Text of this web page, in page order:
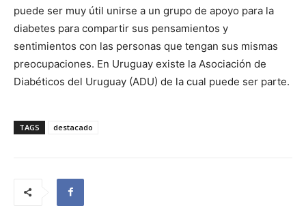
puede ser muy útil unirse a un grupo de apoyo para la
diabetes para compartir sus pensamientos y
sentimientos con las personas que tengan sus mismas
preocupaciones. En Uruguay existe la Asociación de
Diabéticos del Uruguay (ADU) de la cual puede ser parte.
TAGS destacado